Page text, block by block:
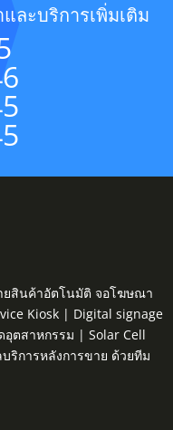
ละบริการเพิ่มเติม
ยสินค้าอัตโนมัติ จอโฆษณา
Kiosk | Digital signage
ตสาหกรรม | Solar Cell
ริการหลังการขาย ด้วยทีม